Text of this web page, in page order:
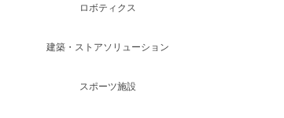
ロボティクス
建築・ストアソリューション
スポーツ施設